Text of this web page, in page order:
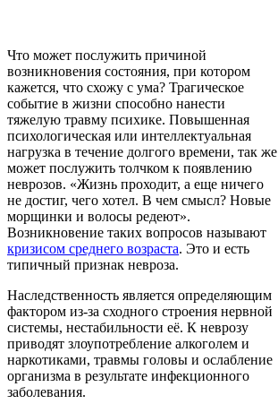
Что может послужить причиной
возникновения состояния, при котором
кажется, что схожу с ума? Трагическое
событие в жизни способно нанести
тяжелую травму психике. Повышенная
психологическая или интеллектуальная
нагрузка в течение долгого времени, так же
может послужить толчком к появлению
неврозов. «Жизнь проходит, а еще ничего
не достиг, чего хотел. В чем смысл? Новые
морщинки и волосы редеют».
Возникновение таких вопросов называют
кризисом среднего возраста. Это и есть
типичный признак невроза.
Наследственность является определяющим
фактором из-за сходного строения нервной
системы, нестабильности её. К неврозу
приводят злоупотребление алкоголем и
наркотиками, травмы головы и ослабление
организма в результате инфекционного
заболевания.